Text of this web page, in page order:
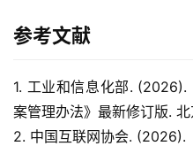
参考文献
1. 工业和信息化部.
案管理办法》最新修订版.
2. 中国互联网协会. (2026).